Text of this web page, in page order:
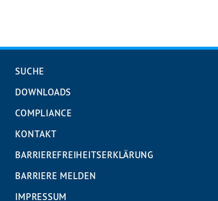
Navigation
SUCHE
DOWNLOADS
COMPLIANCE
KONTAKT
BARRIEREFREIHEITS­ERKLÄRUNG
BARRIERE MELDEN
IMPRESSUM